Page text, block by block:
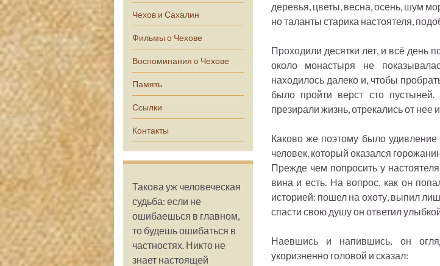
Чехов и Сахалин
Фильмы о Чехове
Воспоминания о Чехове
Память
Ссылки
Контакты
Такова уж человеческая
судьба: если не
ошибаешься в главном,
то будешь ошибаться в
частностях. Никто не
знает настоящей
деревья, цветы, весна, осень, шум
но таланты старика настоятеля,
Проходили десятки лет, и всё день
около монастыря не
находилось далеко и, чтобы
было пройти верст сто
презирали жизнь, отрекались от нее
Каково же поэтому было
человек, который оказался
Прежде чем попросить у
вина и есть. На вопрос, как он
историей: пошел на охоту, выпил
спасти свою душу он ответил
Наевшись и напившись, он
укоризненно головой и сказал: